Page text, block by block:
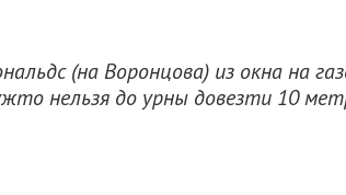
(на Воронцова) из окна на
нельзя до урны довезти 10